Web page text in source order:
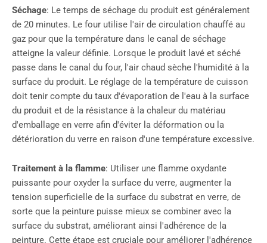
Séchage: Le temps de séchage du produit est généralement
de 20 minutes. Le four utilise l'air de circulation chauffé au
gaz pour que la température dans le canal de séchage
atteigne la valeur définie. Lorsque le produit lavé et séché
passe dans le canal du four, l'air chaud sèche l'humidité à la
surface du produit. Le réglage de la température de cuisson
doit tenir compte du taux d'évaporation de l'eau à la surface
du produit et de la résistance à la chaleur du matériau
d'emballage en verre afin d'éviter la déformation ou la
détérioration du verre en raison d'une température excessive.
Traitement à la flamme: Utiliser une flamme oxydante
puissante pour oxyder la surface du verre, augmenter la
tension superficielle de la surface du substrat en verre, de
sorte que la peinture puisse mieux se combiner avec la
surface du substrat, améliorant ainsi l'adhérence de la
peinture. Cette étape est cruciale pour améliorer l'adhérence